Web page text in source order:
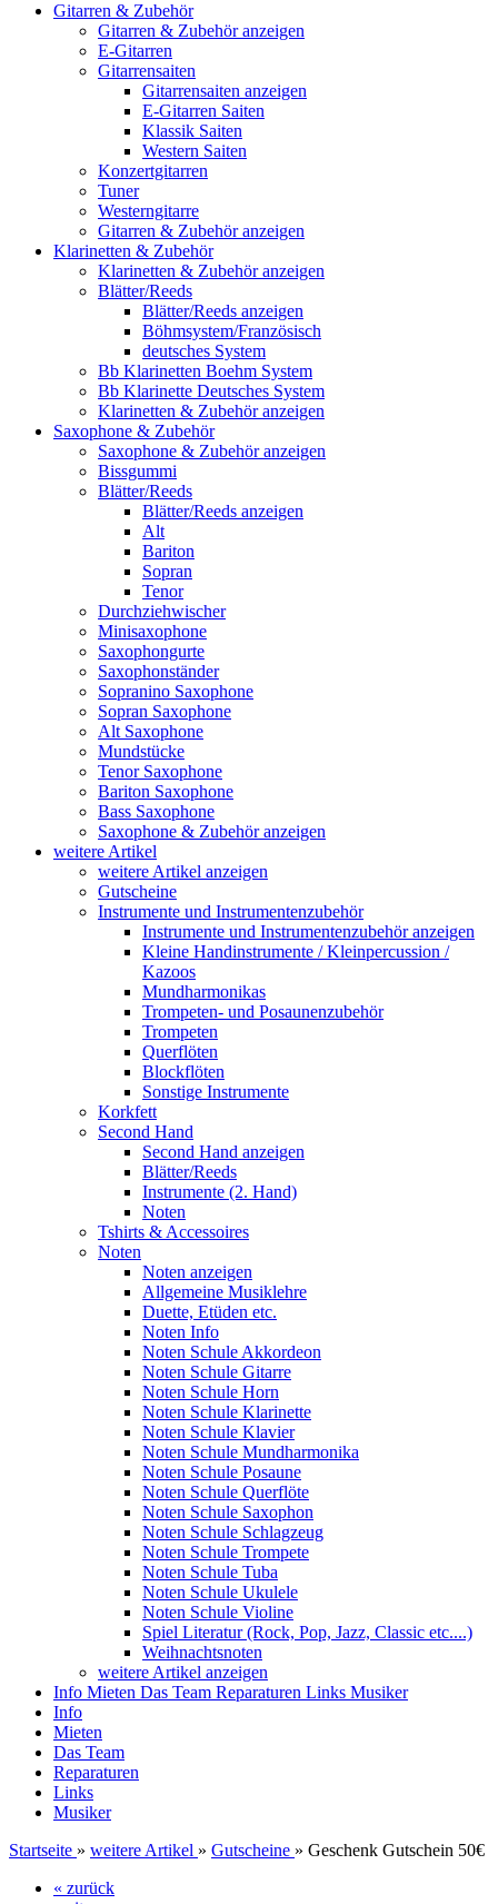
Gitarren & Zubehör
Gitarren & Zubehör anzeigen
E-Gitarren
Gitarrensaiten
Gitarrensaiten anzeigen
E-Gitarren Saiten
Klassik Saiten
Western Saiten
Konzertgitarren
Tuner
Westerngitarre
Gitarren & Zubehör anzeigen
Klarinetten & Zubehör
Klarinetten & Zubehör anzeigen
Blätter/Reeds
Blätter/Reeds anzeigen
Böhmsystem/Französisch
deutsches System
Bb Klarinetten Boehm System
Bb Klarinette Deutsches System
Klarinetten & Zubehör anzeigen
Saxophone & Zubehör
Saxophone & Zubehör anzeigen
Bissgummi
Blätter/Reeds
Blätter/Reeds anzeigen
Alt
Bariton
Sopran
Tenor
Durchziehwischer
Minisaxophone
Saxophongurte
Saxophonständer
Sopranino Saxophone
Sopran Saxophone
Alt Saxophone
Mundstücke
Tenor Saxophone
Bariton Saxophone
Bass Saxophone
Saxophone & Zubehör anzeigen
weitere Artikel
weitere Artikel anzeigen
Gutscheine
Instrumente und Instrumentenzubehör
Instrumente und Instrumentenzubehör anzeigen
Kleine Handinstrumente / Kleinpercussion /
Kazoos
Mundharmonikas
Trompeten- und Posaunenzubehör
Trompeten
Querflöten
Blockflöten
Sonstige Instrumente
Korkfett
Second Hand
Second Hand anzeigen
Blätter/Reeds
Instrumente (2. Hand)
Noten
Tshirts & Accessoires
Noten
Noten anzeigen
Allgemeine Musiklehre
Duette, Etüden etc.
Noten Info
Noten Schule Akkordeon
Noten Schule Gitarre
Noten Schule Horn
Noten Schule Klarinette
Noten Schule Klavier
Noten Schule Mundharmonika
Noten Schule Posaune
Noten Schule Querflöte
Noten Schule Saxophon
Noten Schule Schlagzeug
Noten Schule Trompete
Noten Schule Tuba
Noten Schule Ukulele
Noten Schule Violine
Spiel Literatur (Rock, Pop, Jazz, Classic etc....)
Weihnachtsnoten
weitere Artikel anzeigen
Info Mieten Das Team Reparaturen Links Musiker
Info
Mieten
Das Team
Reparaturen
Links
Musiker
Startseite » weitere Artikel » Gutscheine » Geschenk Gutschein 50€
« zurück